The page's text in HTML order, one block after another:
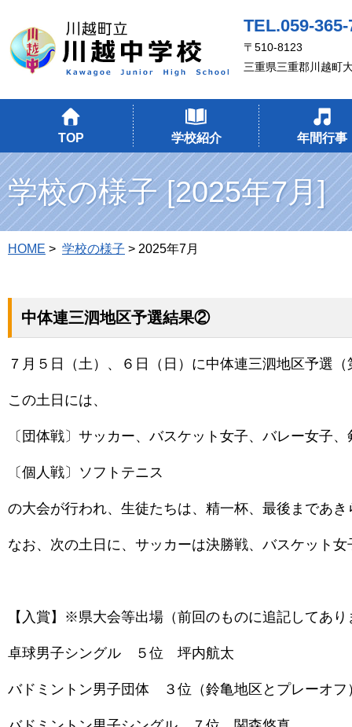
TEL.059-365-
〒510-8123
三重県三重郡川越町
TOP 学校紹介 年間行事
学校の様子 [2025年7月]
HOME > 学校の様子 > 2025年7月
中体連三泗地区予選結果②
７月５日（土）、６日（日）に中体連三泗地区予選
この土日には、
〔団体戦〕サッカー、バスケット女子、バレー女子、
〔個人戦〕ソフトテニス
の大会が行われ、生徒たちは、精一杯、最後まであ
なお、次の土日に、サッカーは決勝戦、バスケット
【入賞】※県大会等出場（前回のものに追記してあり
卓球男子シングル ５位 坪内航太
バドミントン男子団体 ３位（鈴亀地区とプレーオフ